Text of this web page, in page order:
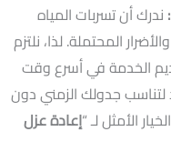
ندرك أن تسربات المياه
المحتملة. لذا، نلتزم
الخدمة في أسرع وقت
جدولك الزمني دون
الأمثل لـ “إعادة عزل